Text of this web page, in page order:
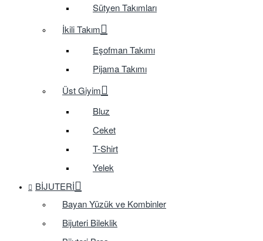
Sütyen Takımları
İkili Takım
Eşofman Takımı
Pijama Takımı
Üst Giyim
Bluz
Ceket
T-Shirt
Yelek
BIJUTERI
Bayan Yüzük ve Kombinler
Bijuteri Bileklik